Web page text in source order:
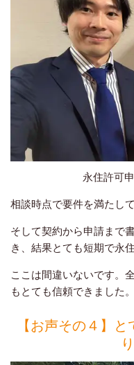
永住許可
相談時点で要件を満たし
そして契約から申請まで
き、結果とても短期で永
ここは間違いないです。
もとても信頼できました。
【お声その４】